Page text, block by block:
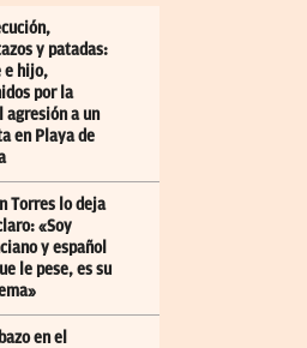
y patadas:
e hijo,
por la
agresión a un
en Playa de
Torres lo deja
«Soy
y español
le pese, es su
en el